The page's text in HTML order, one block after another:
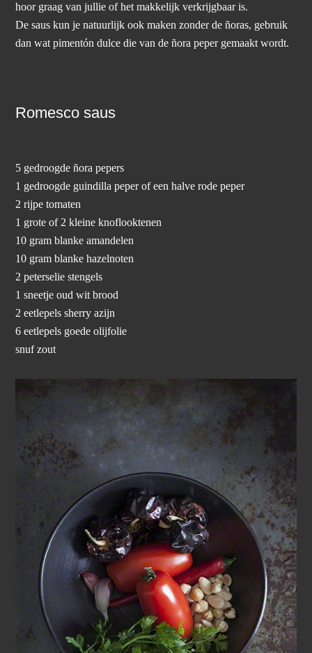
hoor graag van jullie of het makkelijk verkrijgbaar is.
De saus kun je natuurlijk ook maken zonder de ñoras, gebruik
dan wat pimentón dulce die van de ñora peper gemaakt wordt.
Romesco saus
5 gedroogde ñora pepers
1 gedroogde guindilla peper of een halve rode peper
2 rijpe tomaten
1 grote of 2 kleine knoflooktenen
10 gram blanke amandelen
10 gram blanke hazelnoten
2 peterselie stengels
1 sneetje oud wit brood
2 eetlepels sherry azijn
6 eetlepels goede olijfolie
snuf zout